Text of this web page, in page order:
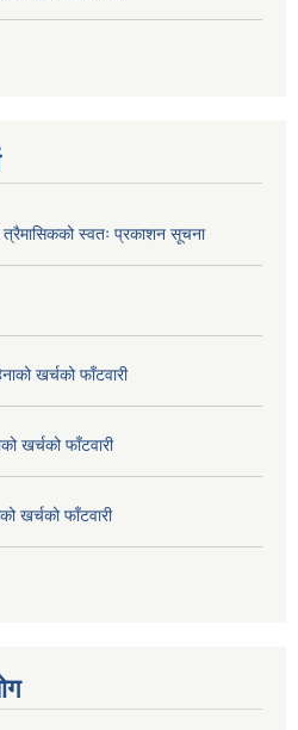
स्वतः प्रकाशन सूचना
खर्चको फाँटवारी
खर्चको फाँटवारी
खर्चको फाँटवारी